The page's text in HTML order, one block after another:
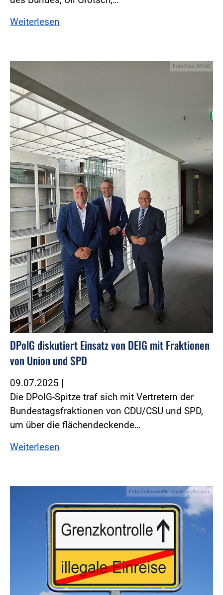
Weiterlesen
Foto:Foto: DPolG
DPolG diskutiert Einsatz von DEIG mit Fraktionen
von Union und SPD
09.07.2025 |
Die DPolG-Spitze traf sich mit Vertretern der
Bundestagsfraktionen von CDU/CSU und SPD,
um über die flächendeckende…
Weiterlesen
Foto:Coloures-Pic - stock.adobe.com